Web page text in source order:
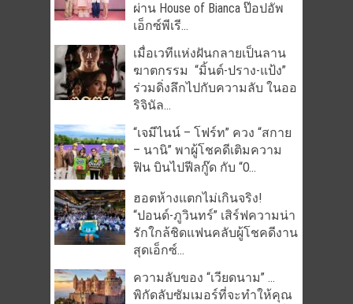
ผ่าน House of Bianca ป๊อปอัพ
เอ็กซ์พีเรี...
เมื่อเวทีแห่งฝันกลายเป็นลาน
ฆาตกรรม “มิ้นต์-ปราง-แป้ง”
ร่วมดิ่งลึกไปกับความลับ ในออ
ริจินัล...
“เจมีไนน์ – โฟร์ท” ควง “สกาย
– นานิ” พาผู้โชคดีเติมความ
ฟิน บินไปฟีลกู๊ด กับ “O...
ฮอตห้างแตกไม่เกินจริง!
“ปอนด์-ภูวินทร์” เสิร์ฟความน่า
รักใกล้ชิดแฟนคลับผู้โชคดีงาน
สุดเอ็กซ์...
ความลับของ “เวียดนาม” …
พิกัดลับซัมเมอร์ที่จะทำให้คุณ